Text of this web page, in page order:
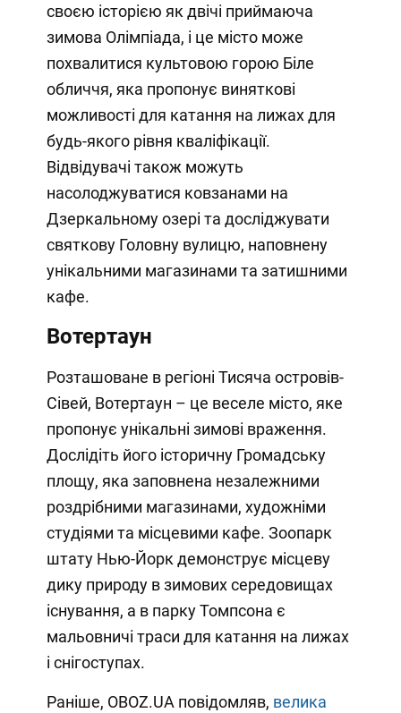
своєю історією як двічі приймаюча
зимова Олімпіада, і це місто може
похвалитися культовою горою Біле
обличчя, яка пропонує виняткові
можливості для катання на лижах для
будь-якого рівня кваліфікації.
Відвідувачі також можуть
насолоджуватися ковзанами на
Дзеркальному озері та досліджувати
святкову Головну вулицю, наповнену
унікальними магазинами та затишними
кафе.
Вотертаун
Розташоване в регіоні Тисяча островів-
Сівей, Вотертаун – це веселе місто, яке
пропонує унікальні зимові враження.
Дослідіть його історичну Громадську
площу, яка заповнена незалежними
роздрібними магазинами, художніми
студіями та місцевими кафе. Зоопарк
штату Нью-Йорк демонструє місцеву
дику природу в зимових середовищах
існування, а в парку Томпсона є
мальовничі траси для катання на лижах
і снігоступах.
Раніше, OBOZ.UA повідомляв, велика